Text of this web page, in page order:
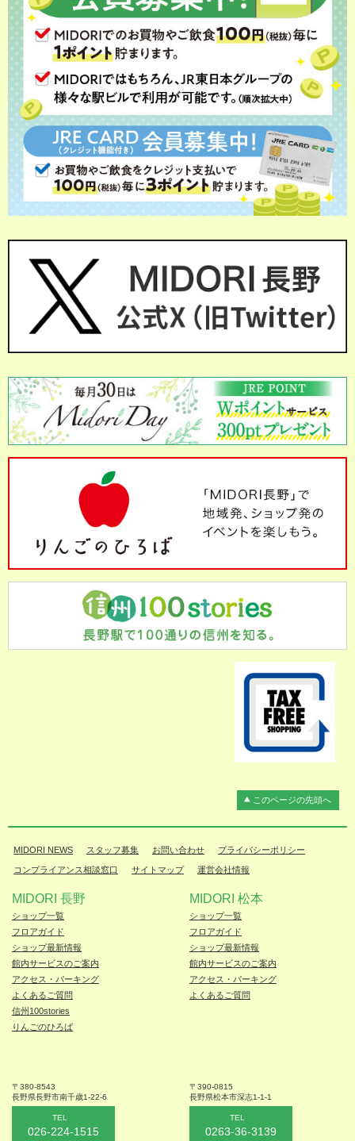
このページの先頭へ
MIDORI NEWS スタッフ募集 お問い合わせ プライバシーポリシー
コンプライアンス相談窓口 サイトマップ 運営会社情報
MIDORI 長野
ショップ一覧
フロアガイド
ショップ最新情報
館内サービスのご案内
アクセス・パーキング
よくあるご質問
信州100stories
りんごのひろば
〒380-8543
長野県長野市南千歳1-22-6
TEL
026-224-1515
MIDORI 松本
ショップ一覧
フロアガイド
ショップ最新情報
館内サービスのご案内
アクセス・パーキング
よくあるご質問
〒390-0815
長野県松本市深志1-1-1
TEL
0263-36-3139